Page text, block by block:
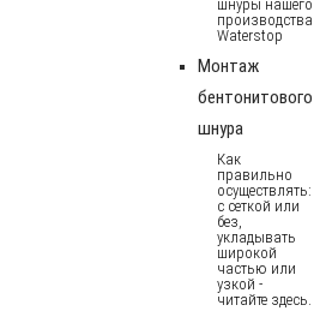
шнуры нашего
производства
Waterstop
Монтаж
бентонитового
шнура
Как
правильно
осуществлять:
с сеткой или
без,
укладывать
широкой
частью или
узкой -
читайте здесь.